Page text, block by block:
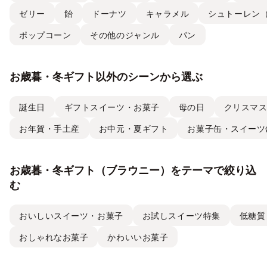
ゼリー 飴 ドーナツ キャラメル シュトーレン
ポップコーン その他のジャンル パン
お歳暮・冬ギフト以外のシーンから選ぶ
誕生日 ギフトスイーツ・お菓子 母の日 クリスマス
お年賀・手土産 お中元・夏ギフト お菓子缶・スイー
お歳暮・冬ギフト（ブラウニー）をテーマで絞り込
む
おいしいスイーツ・お菓子 お試しスイーツ特集 低糖
おしゃれなお菓子 かわいいお菓子